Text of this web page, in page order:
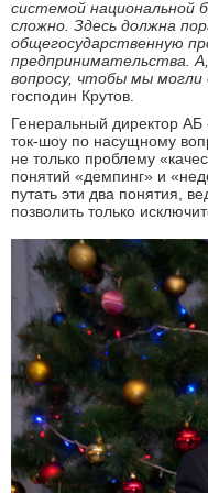
системой национальной
сложно. Здесь должна
общегосударственную
предпринимательства. А,
вопросу, чтобы мы могли
господин Крутов.
Генеральный директор
ток-шоу по насущному
не только проблему
понятий «демпинг» и
путать эти два понятия,
позволить только